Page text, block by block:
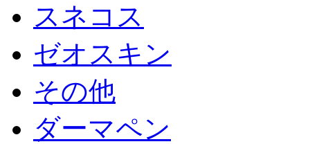
スネコス
ゼオスキン
その他
ダーマペン